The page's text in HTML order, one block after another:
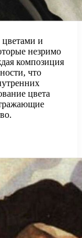
цветами и
незримо
композиция
что
цвета